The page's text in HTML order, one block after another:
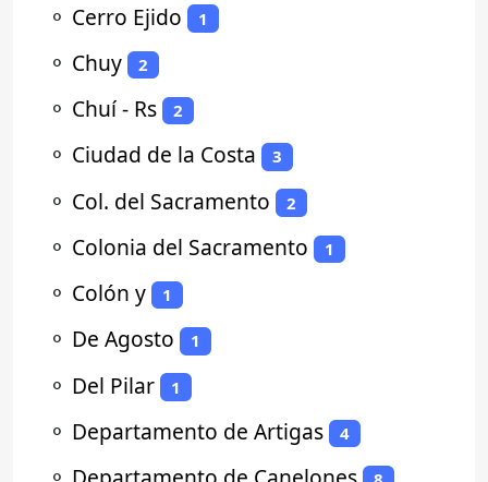
⚬ Cerro Ejido 1
⚬ Chuy 2
⚬ Chuí - Rs 2
⚬ Ciudad de la Costa 3
⚬ Col. del Sacramento 2
⚬ Colonia del Sacramento 1
⚬ Colón y 1
⚬ De Agosto 1
⚬ Del Pilar 1
⚬ Departamento de Artigas 4